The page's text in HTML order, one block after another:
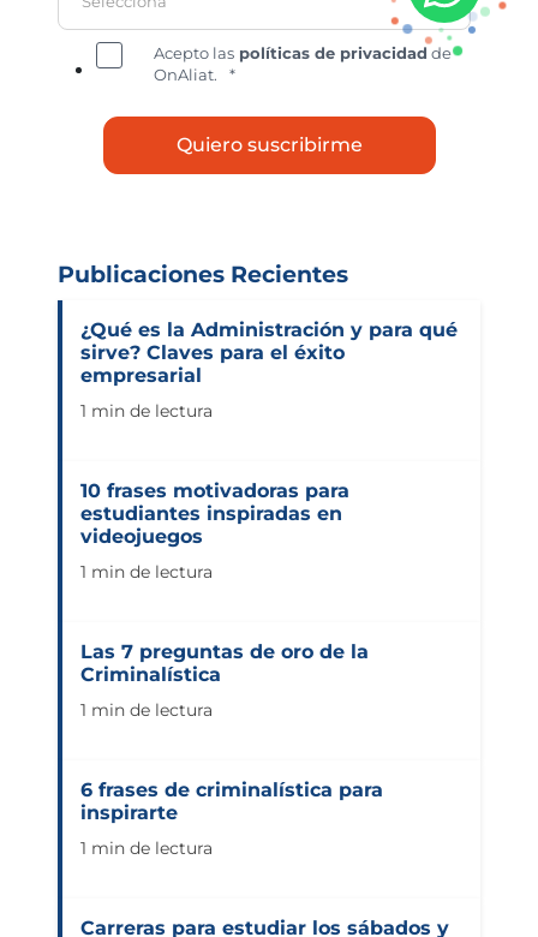
Acepto las políticas de privacidad de
OnAliat.
*
Publicaciones Recientes
¿Qué es la Administración y para qué
sirve? Claves para el éxito
empresarial
1 min de lectura
10 frases motivadoras para
estudiantes inspiradas en
videojuegos
1 min de lectura
Las 7 preguntas de oro de la
Criminalística
1 min de lectura
6 frases de criminalística para
inspirarte
1 min de lectura
Carreras para estudiar los sábados y
Te brindamos información
solo para nuevo ingreso
INICIAR CHAT